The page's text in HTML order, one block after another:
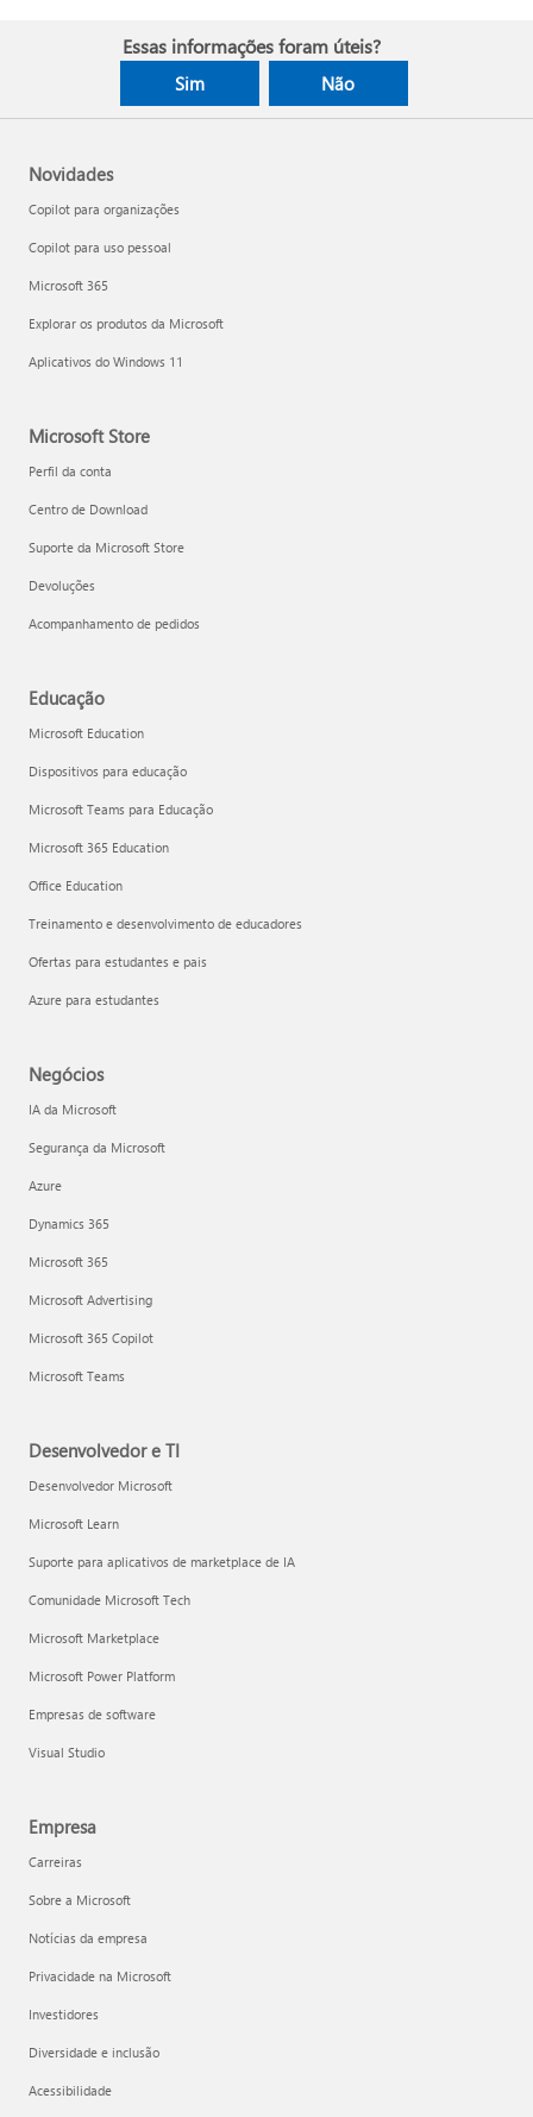
Essas informações foram úteis?
Sim Não
Novidades
Copilot para organizações
Copilot para uso pessoal
Microsoft 365
Explorar os produtos da Microsoft
Aplicativos do Windows 11
Microsoft Store
Perfil da conta
Centro de Download
Suporte da Microsoft Store
Devoluções
Acompanhamento de pedidos
Educação
Microsoft Education
Dispositivos para educação
Microsoft Teams para Educação
Microsoft 365 Education
Office Education
Treinamento e desenvolvimento de educadores
Ofertas para estudantes e pais
Azure para estudantes
Negócios
IA da Microsoft
Segurança da Microsoft
Azure
Dynamics 365
Microsoft 365
Microsoft Advertising
Microsoft 365 Copilot
Microsoft Teams
Desenvolvedor e TI
Desenvolvedor Microsoft
Microsoft Learn
Suporte para aplicativos de marketplace de IA
Comunidade Microsoft Tech
Microsoft Marketplace
Microsoft Power Platform
Empresas de software
Visual Studio
Empresa
Carreiras
Sobre a Microsoft
Notícias da empresa
Privacidade na Microsoft
Investidores
Diversidade e inclusão
Acessibilidade